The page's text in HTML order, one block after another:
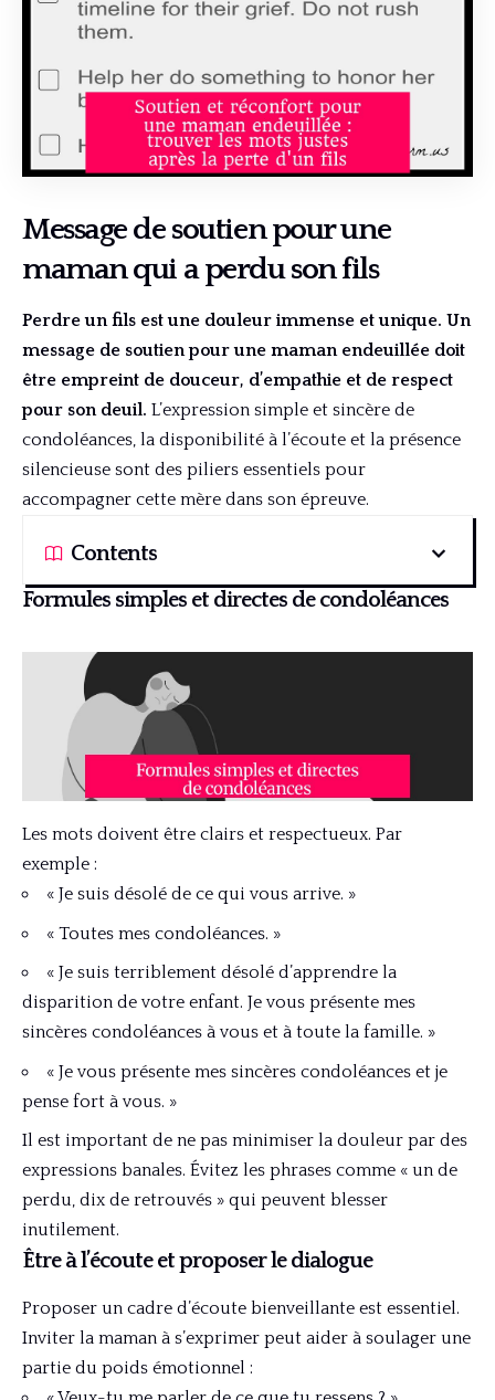
Message de soutien pour une
maman qui a perdu son fils
Perdre un fils est une douleur immense et unique. Un
message de soutien pour une maman endeuillée doit
être empreint de douceur, d’empathie et de respect
pour son deuil. L’expression simple et sincère de
condoléances, la disponibilité à l’écoute et la présence
silencieuse sont des piliers essentiels pour
accompagner cette mère dans son épreuve.
Contents
Formules simples et directes de condoléances
Les mots doivent être clairs et respectueux. Par
exemple :
« Je suis désolé de ce qui vous arrive. »
« Toutes mes condoléances. »
« Je suis terriblement désolé d’apprendre la
disparition de votre enfant. Je vous présente mes
sincères condoléances à vous et à toute la famille. »
« Je vous présente mes sincères condoléances et je
pense fort à vous. »
Il est important de ne pas minimiser la douleur par des
expressions banales. Évitez les phrases comme « un de
perdu, dix de retrouvés » qui peuvent blesser
inutilement.
Être à l’écoute et proposer le dialogue
Proposer un cadre d’écoute bienveillante est essentiel.
Inviter la maman à s’exprimer peut aider à soulager une
partie du poids émotionnel :